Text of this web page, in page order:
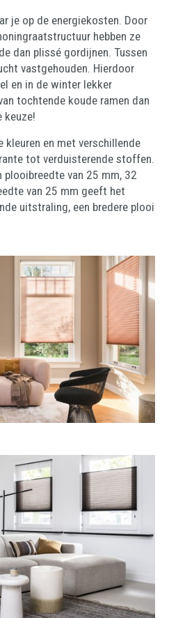
je op de energiekosten. Door
hebben ze
dan plissé gordijnen. Tussen
vastgehouden. Hierdoor
en in de winter lekker
tochtende koude ramen dan
keuze!
kleuren en met verschillende
tot verduisterende stoffen.
van 25 mm, 32
van 25 mm geeft het
uitstraling, een bredere plooi